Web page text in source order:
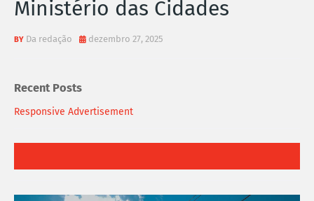
N
C
I
A
S
Ministério das Cidades
Da redação dezembro 27, 2025
Recent Posts
Responsive Advertisement